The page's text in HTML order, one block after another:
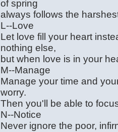
of spring
always follows the
L--Love
Let love fill your heart
nothing else,
but when love is in your
M--Manage
Manage your time and
worry.
Then you'll be able to
N--Notice
Never ignore the poor,